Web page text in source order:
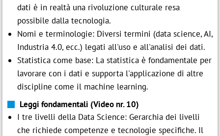
dati è in realtà una rivoluzione culturale resa
possibile dalla tecnologia.
Nomi e terminologie: Diversi termini (data science, AI,
Industria 4.0, ecc.) legati all'uso e all'analisi dei dati.
Statistica come base: La statistica è fondamentale per
lavorare con i dati e supporta l'applicazione di altre
discipline come il machine learning.
Leggi fondamentali (Video nr. 10)
I tre livelli della Data Science: Gerarchia dei livelli
che richiede competenze e tecnologie specifiche. Il